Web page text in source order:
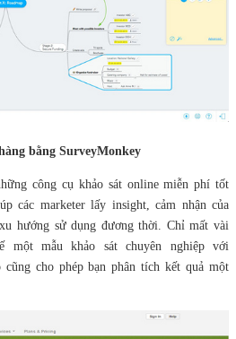
bằng SurveyMonkey
công cụ khảo sát online miễn phí tốt
các marketer lấy insight, cảm nhận của
hướng sử dụng đương thời. Chỉ mất vài
một mẫu khảo sát chuyên nghiệp với
cho phép bạn phân tích kết quả một